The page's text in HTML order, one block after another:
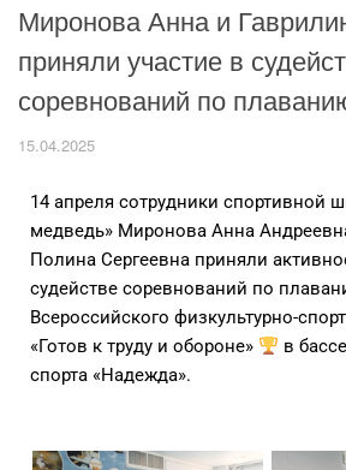
Миронова Анна и
приняли участие в
соревнований по
15.04.2025
14 апреля сотрудники спортивной
медведь» Миронова Анна
Полина Сергеевна приняли
судействе соревнований по
Всероссийского физкультурно-
«Готов к труду и обороне»
в
спорта «Надежда».